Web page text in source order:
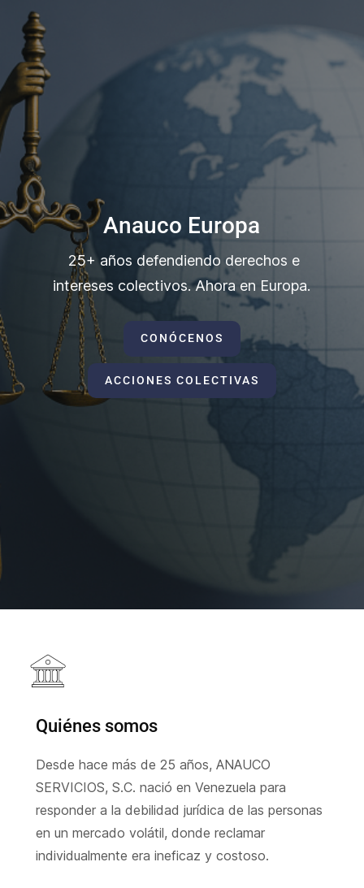
Anauco Europa
25+ años defendiendo derechos e
intereses colectivos. Ahora en Europa.
CONÓCENOS
ACCIONES COLECTIVAS
Quiénes somos
Desde hace más de 25 años, ANAUCO
SERVICIOS, S.C. nació en Venezuela para
responder a la debilidad jurídica de las personas
en un mercado volátil, donde reclamar
individualmente era ineficaz y costoso.